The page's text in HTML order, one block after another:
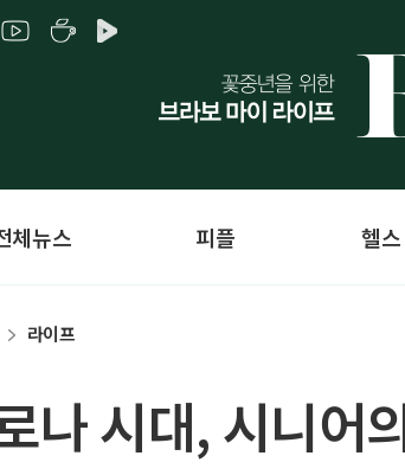
체뉴스 피플 헬스
라이프
나 시대, 시니어